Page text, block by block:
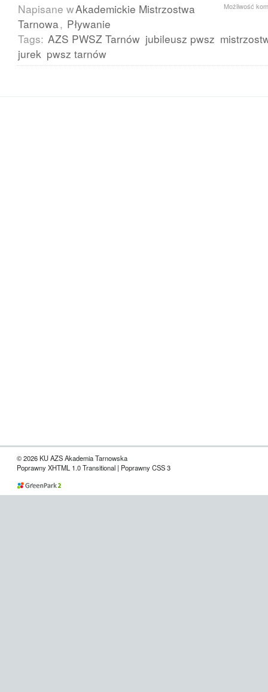
Możliwość
Napisane wAkademickie Mistrzostwa
Tarnowa, Pływanie
Tags: AZS PWSZ Tarnów jubileusz pwsz
jurek pwsz tarnów
© 2026 KU AZS Akademia Tarnowska
Poprawny XHTML 1.0 Transitional | Poprawny CSS 3